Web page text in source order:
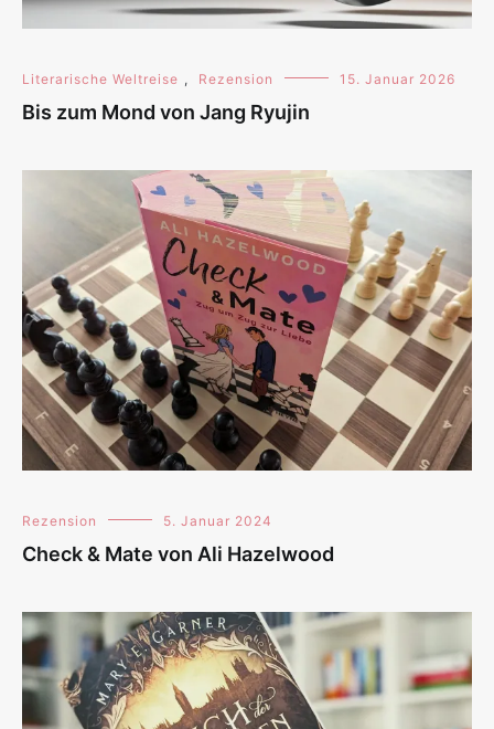
Literarische Weltreise , Rezension 15. Januar 2026
Bis zum Mond von Jang Ryujin
Rezension 5. Januar 2024
Check & Mate von Ali Hazelwood